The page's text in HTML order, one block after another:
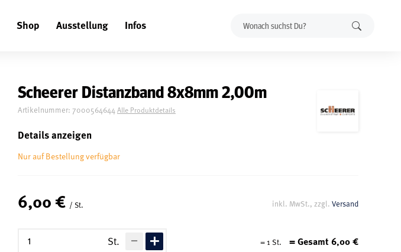
Shop Ausstellung Infos
Suchen
Scheerer Distanzband 8x8mm 2,00m
Artikelnummer: 7000564644Alle Produktdetails
Details anzeigen
Nur auf Bestellung verfügbar
6,00 € / St. inkl. MwSt., zzgl. Versand
St. =1 St. = Gesamt6,00€